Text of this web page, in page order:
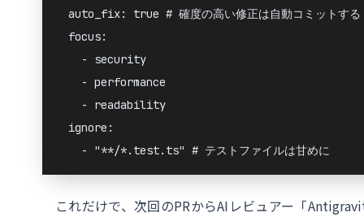
  auto_fix: true # 確度の高い修正は自動コミットする
  focus:
    - security
    - performance
    - readability
  ignore:
    - "**/*.test.ts" # テストファイルは甘めに
これだけで、次回のPRからAIレビュアー「